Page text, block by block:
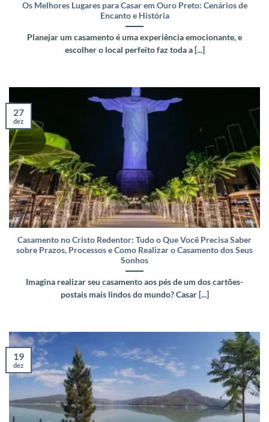
Os Melhores Lugares para Casar em Ouro Preto: Cenários de
Encanto e História
Planejar um casamento é uma experiência emocionante, e
escolher o local perfeito faz toda a [...]
Casamento no Cristo Redentor: Tudo o Que Você Precisa Saber
sobre Prazos, Processos e Como Realizar o Casamento dos Seus
Sonhos
Imagina realizar seu casamento aos pés de um dos cartões-
postais mais lindos do mundo? Casar [...]
27
dez
19
dez